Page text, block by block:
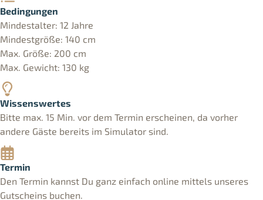
Bedingungen
Mindestalter: 12 Jahre
Mindestgröße: 140 cm
Max. Größe: 200 cm
Max. Gewicht: 130 kg
Wissenswertes
Bitte max. 15 Min. vor dem Termin erscheinen, da vorher
andere Gäste bereits im Simulator sind.
Termin
Den Termin kannst Du ganz einfach online mittels unseres
Gutscheins buchen.